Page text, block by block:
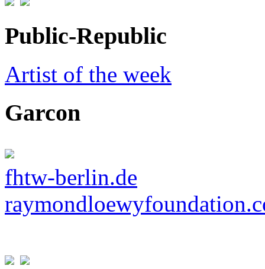
Public-Republic
Artist of the week
Garcon
fhtw-berlin.de